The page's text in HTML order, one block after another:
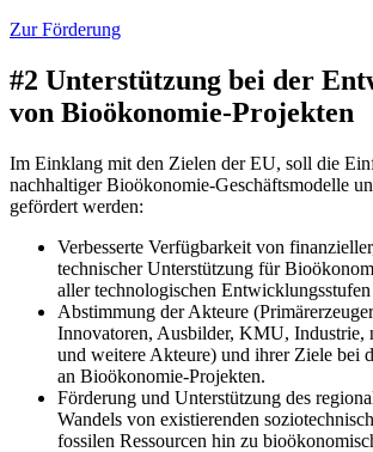
Zur Förderung
#2 Unterstützung bei der
von Bioökonomie-Projekten
Im Einklang mit den Zielen der EU, soll die
nachhaltiger Bioökonomie-Geschäftsmodelle
gefördert werden:
Verbesserte Verfügbarkeit von
technischer Unterstützung für
aller technologischen
Abstimmung der Akteure
Innovatoren, Ausbilder, KMU, Industrie,
und weitere Akteure) und ihrer Ziele bei
an Bioökonomie-Projekten.
Förderung und Unterstützung des
Wandels von existierenden
fossilen Ressourcen hin zu